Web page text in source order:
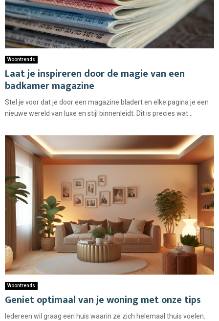
Woontrends
Laat je inspireren door de magie van een
badkamer magazine
Stel je voor dat je door een magazine bladert en elke pagina je een
nieuwe wereld van luxe en stijl binnenleidt. Dit is precies wat...
Woontrends
Geniet optimaal van je woning met onze tips
Iedereen wil graag een huis waarin ze zich helemaal thuis voelen.